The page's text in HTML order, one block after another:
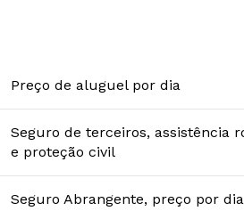
Preço de aluguel por dia
Seguro de terceiros, assistência
e proteção civil
Seguro Abrangente, preço por dia